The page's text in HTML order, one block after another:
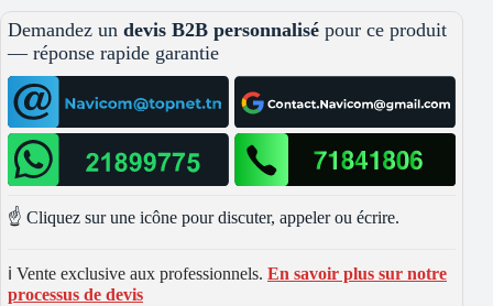
Demandez un devis B2B personnalisé pour ce produit
— réponse rapide garantie
☝️ Cliquez sur une icône pour discuter, appeler ou écrire.
ℹ️ Vente exclusive aux professionnels. En savoir plus sur notre
processus de devis